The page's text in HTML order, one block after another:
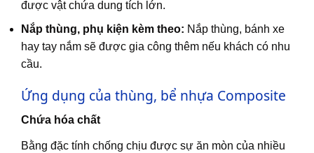
được vật chứa dung tích lớn.
Nắp thùng, phụ kiện kèm theo: Nắp thùng, bánh xe
hay tay nắm sẽ được gia công thêm nếu khách có nhu
cầu.
Ứng dụng của thùng, bể nhựa Composite
Chứa hóa chất
Bằng đặc tính chống chịu được sự ăn mòn của nhiều